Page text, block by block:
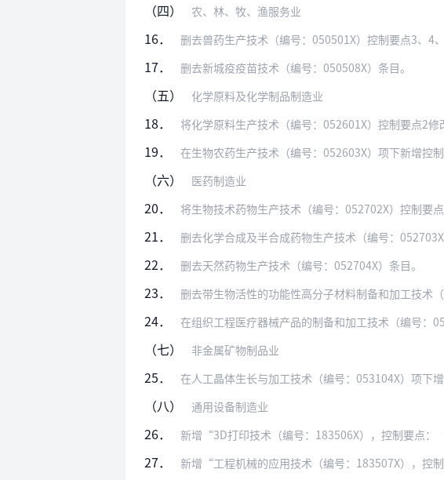
（四） 农、林、牧、渔服务业
16． 删去兽药生产技术（编号：050501X）控制要点3、4
17． 删去新城疫疫苗技术（编号：050508X）条目。
（五） 化学原料及化学制品制造业
18． 将化学原料生产技术（编号：052601X）控制要点2
19． 在生物农药生产技术（编号：052603X）项下新增控制要
（六） 医药制造业
20． 将生物技术药物生产技术（编号：052702X）控制要点修改为
21． 删去化学合成及半合成药物生产技术（编号：052703X
22． 删去天然药物生产技术（编号：052704X）条目。
23． 删去带生物活性的功能性高分子材料制备和加工技术
24． 在组织工程医疗器械产品的制备和加工技术（编号：052707X
（七） 非金属矿物制品业
25． 在人工晶体生长与加工技术（编号：053104X）项下
（八） 通用设备制造业
26． 新增“3D打印技术（编号：183506X），控制要点
27． 新增“工程机械的应用技术（编号：183507X），控